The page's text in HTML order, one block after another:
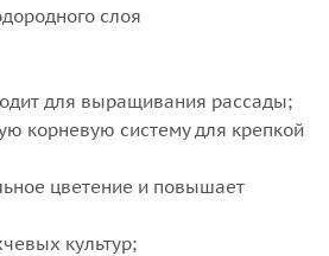
слоя
для выращивания рассады;
корневую систему для крепкой
цветение и повышает
культур;